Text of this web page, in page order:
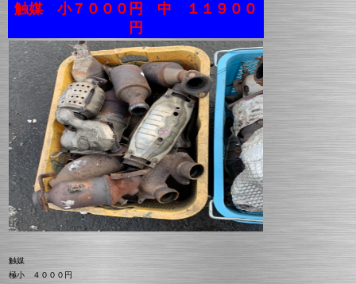
触媒 小７０００円 中 １１９００
円
触媒
極小 ４０００円